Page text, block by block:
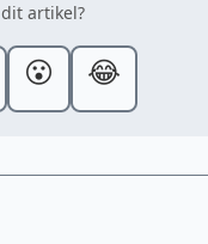
artikel?
😮 😂